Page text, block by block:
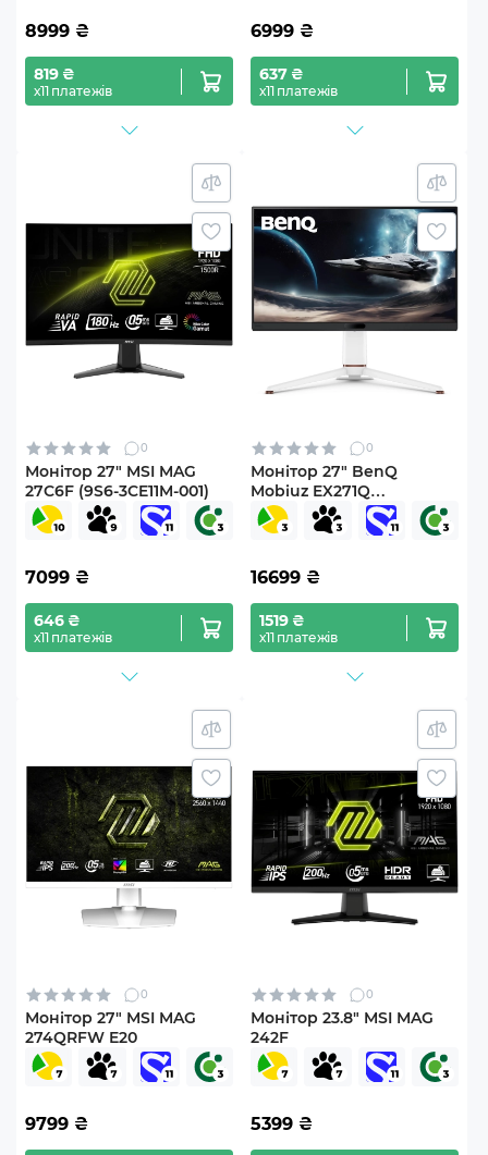
8999 ₴
819 ₴
х11 платежів
6999 ₴
637 ₴
х11 платежів
0
Монітор 27" MSI MAG
27C6F (9S6-3CE11M-001)
7099 ₴
646 ₴
х11 платежів
0
Монітор 27" BenQ
Mobiuz EX271Q
(9H.LNCLB.QBE)
16699 ₴
1519 ₴
х11 платежів
0
Монітор 27" MSI MAG
274QRFW E20
9799 ₴
0
Монітор 23.8" MSI MAG
242F
5399 ₴